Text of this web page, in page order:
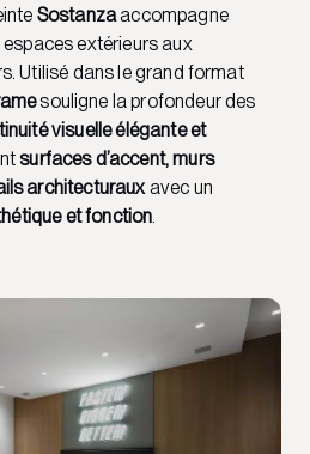
Sostanzaaccompagne
espaces extérieurs aux
Utilisé dans le grand format
souligne la profondeur des
visuelle élégante et
surfaces d’accent, murs
architecturauxavec un
et fonction.